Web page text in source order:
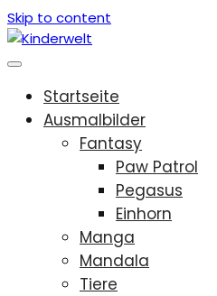
Skip to content
Startseite
Ausmalbilder
Fantasy
Paw Patrol
Pegasus
Einhorn
Manga
Mandala
Tiere